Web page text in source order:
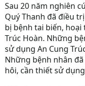
Sau 20 năm nghiên
Quý Thanh đã điều
bị bệnh tai biến, hoại
Trúc Hoàn. Những
sử dụng An Cung
Những bệnh nhân
hôi, cần thiết sử